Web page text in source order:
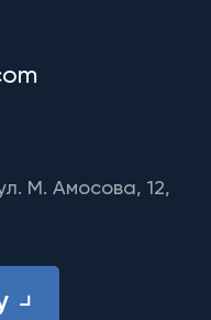
М. Амосова, 12,